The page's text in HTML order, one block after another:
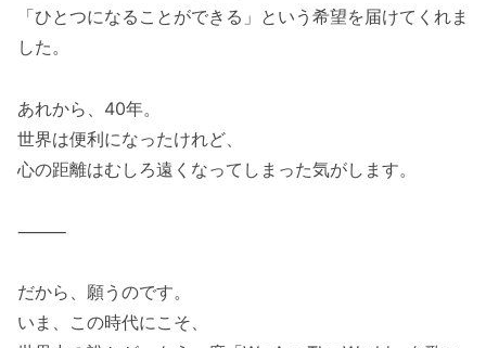
「ひとつになることができる」という希望を届けてくれま
した。
あれから、40年。
世界は便利になったけれど、
心の距離はむしろ遠くなってしまった気がします。
⸻
だから、願うのです。
いま、この時代にこそ、